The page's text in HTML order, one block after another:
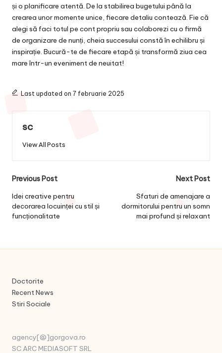
și o planificare atentă. De la stabilirea bugetului până la
crearea unor momente unice, fiecare detaliu contează. Fie că
alegi să faci totul pe cont propriu sau colaborezi cu o firmă
de organizare de nunți, cheia succesului constă în echilibru și
inspirație. Bucură-te de fiecare etapă și transformă ziua cea
mare într-un eveniment de neuitat!
Last updated on 7 februarie 2025
sc
View All Posts
Post
navigation
Previous Post
Idei creative pentru
decorarea locuinței cu stil și
funcționalitate
Next Post
Sfaturi de amenajare a
dormitorului pentru un somn
mai profund și relaxant
Doctorite
Recent News
Stiri Sociale
agency[@]gorgova.ro
SC ARC MEDIASOFT SRL